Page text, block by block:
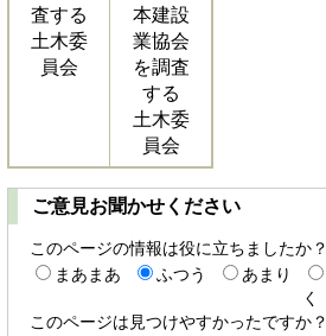
査する
土木委
員会
本建設
業協会
を調査
する
土木委
員会
ご意見お聞かせください
このページの情報は役に立ちましたか？
まあまあ
ふつう あまり
く
このページは見つけやすかったですか？